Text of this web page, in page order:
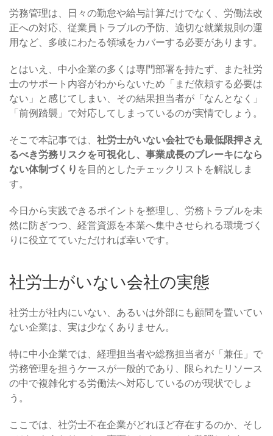
労務管理は、日々の勤怠や給与計算だけでなく、労働法改
正への対応、従業員トラブルの予防、適切な就業規則の運
用など、多岐にわたる領域をカバーする必要があります。
とはいえ、中小企業の多くは専門部署を持たず、また社労
士のサポート内容がわからないため「まだ依頼する必要は
ない」と感じてしまい、その結果担当者が「なんとなく」
「前例踏襲」で対応してしまっているのが実情でしょう。
そこで本記事では、 社労士がいない会社でも最低限押さえ
るべき労務リスクを可視化し、事業成長のブレーキになら
ない体制づくり を目的としたチェックリストを解説しま
す。
今日から実践できるポイントを整理し、労務トラブルを未
然に防ぎつつ、経営資源を本業へ集中させられる環境づく
りに役立てていただければ幸いです。
社労士がいない会社の実態
社労士が社内にいない、あるいは外部にも顧問を置いてい
ない企業は、実は少なくありません。
特に中小企業では、経理担当者や総務担当者が「兼任」で
労務管理を担うケースが一般的であり、限られたリソース
の中で複雑化する労働法へ対応しているのが現状でしょ
う。
ここでは、社労士不在企業がどれほど存在するのか、そし